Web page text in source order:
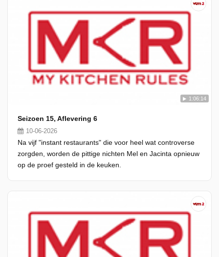
1:06:14
Seizoen 15, Aflevering 6
10-06-2026
Na vijf "instant restaurants" die voor heel wat controverse
zorgden, worden de pittige nichten Mel en Jacinta opnieuw
op de proef gesteld in de keuken.